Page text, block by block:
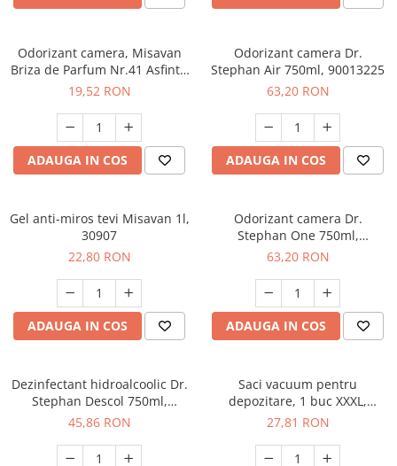
Odorizant camera, Misavan
Briza de Parfum Nr.41 Asfintit
in Toscana 200 ml - 90034909
19,52 RON
ADAUGA IN COS
Odorizant camera Dr.
Stephan Air 750ml, 90013225
63,20 RON
ADAUGA IN COS
Gel anti-miros tevi Misavan 1l,
30907
22,80 RON
ADAUGA IN COS
Odorizant camera Dr.
Stephan One 750ml,
90013324
63,20 RON
ADAUGA IN COS
Dezinfectant hidroalcoolic Dr.
Stephan Descol 750ml,
90025259
45,86 RON
Saci vacuum pentru
depozitare, 1 buc XXXL,
100x80 cm, & 1 buc L, 70x50
27,81 RON